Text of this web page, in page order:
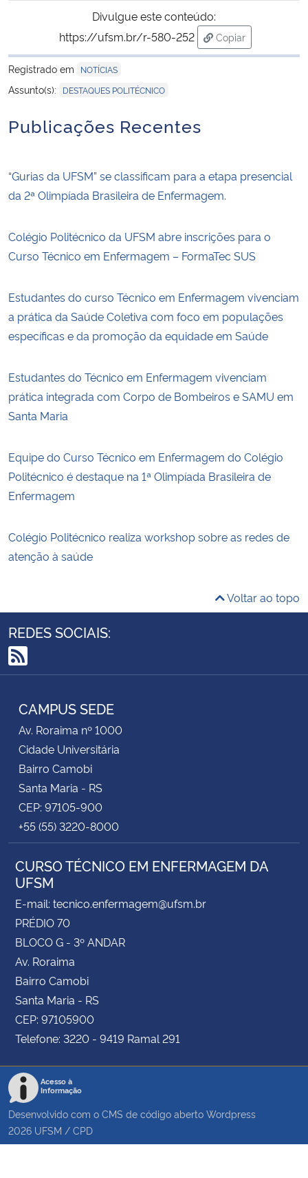
Divulgue este conteúdo:
https://ufsm.br/r-580-252
Copiar
para área de
Registrado em
NOTÍCIAS
Assunto(s): DESTAQUES POLITÉCNICO
Publicações Recentes
“Gurias da UFSM” se classificam para a etapa presencial
da 2ª Olimpíada Brasileira de Enfermagem.
Colégio Politécnico da UFSM abre inscrições para o
Curso Técnico em Enfermagem – FormaTec SUS
Estudantes do curso Técnico em Enfermagem vivenciam
a prática da Saúde Coletiva com foco em populações
específicas e da promoção da equidade em Saúde
Estudantes do Técnico em Enfermagem vivenciam
prática integrada com Corpo de Bombeiros e SAMU em
Santa Maria
Equipe do Curso Técnico em Enfermagem do Colégio
Politécnico é destaque na 1ª Olimpíada Brasileira de
Enfermagem
Colégio Politécnico realiza workshop sobre as redes de
atenção à saúde
Voltar ao topo
REDES SOCIAIS:
RSS
CAMPUS SEDE
Av. Roraima nº 1000
Cidade Universitária
Bairro Camobi
Santa Maria - RS
CEP: 97105-900
+55 (55) 3220-8000
CURSO TÉCNICO EM ENFERMAGEM DA
UFSM
E-mail: tecnico.enfermagem@ufsm.br
PRÉDIO 70
BLOCO G - 3º ANDAR
Av. Roraima
Bairro Camobi
Santa Maria - RS
CEP: 97105900
Telefone: 3220 - 9419 Ramal 291
Acesso à
Informação
Desenvolvido com o CMS de código aberto Wordpress
2026 UFSM / CPD